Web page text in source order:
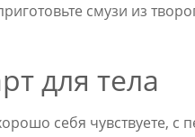
смузи из
для тела
себя чувствуете, с